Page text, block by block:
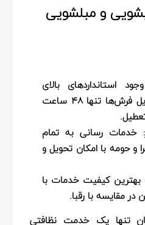
و مبلشویی
استانداردهای بالای
شستشو، زمان تحویل فرش‌ها تنها ۴۸ ساعت
خدمات رسانی به تمام
و حومه با امکان تحویل و
بهترین کیفیت خدمات با
مقایسه با رقبا.
تنها یک خدمت نظافتی